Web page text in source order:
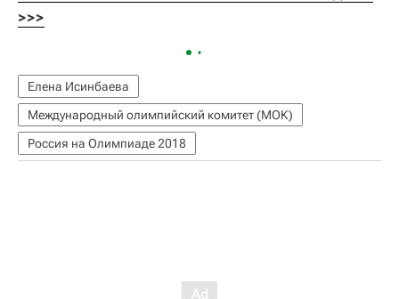
>>>
Елена Исинбаева
Международный олимпийский комитет (МОК)
Россия на Олимпиаде 2018